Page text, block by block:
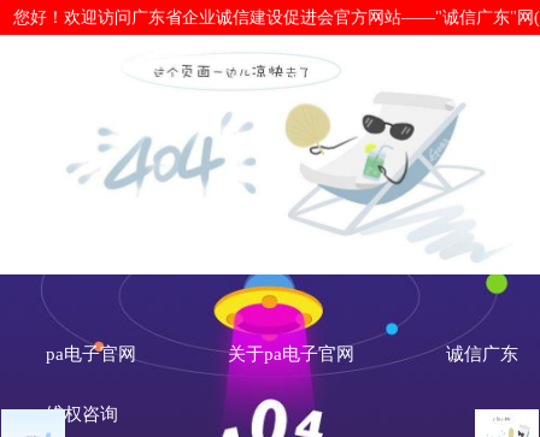
您好！欢迎访问广东省企业诚信建设促进会官方网站——"诚信广东"网
2022年4月信用领域大事记-pa电子
pa电子官网 关于pa电子官网 诚信广东
维权咨询